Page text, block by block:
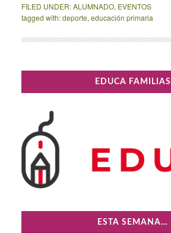
FILED UNDER:ALUMNADO, EVENTOS
tagged with:deporte, educación primaria
Primary
Sidebar
EDUCA FAMILIAS
ESTA SEMANA…